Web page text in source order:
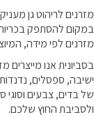
מזרנים לריהוט גן
במקום להסתפק בכריות
מזרנים לפי מידה,
בסביונית אנו
ישיבה, ספסלים,
של בדים, צבעים וסוגי
ולסביבת החוץ שלכם.